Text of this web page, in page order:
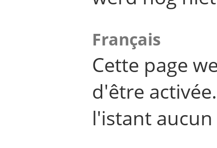
Français
Cette page
d'être
l'istant